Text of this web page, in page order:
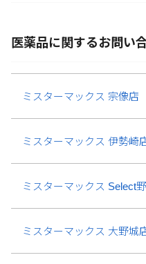
医薬品に関するお問い
ミスターマックス 宗像店
ミスターマックス 伊勢崎
ミスターマックス Select
ミスターマックス 大野城